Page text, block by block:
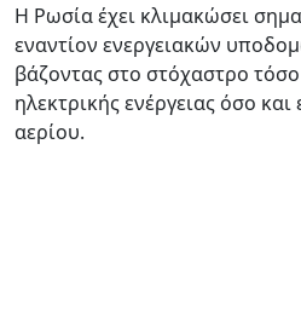
Η Ρωσία έχει κλιμακώσει
εναντίον ενεργειακών
βάζοντας στο στόχαστρο
ηλεκτρικής ενέργειας όσο
αερίου.